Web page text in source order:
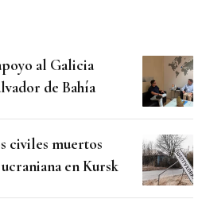
al Galicia
de Bahía
civiles muertos
en Kursk